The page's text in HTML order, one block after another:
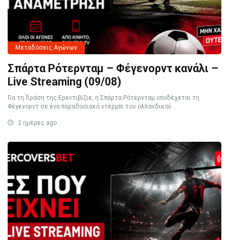
Μεταδόσεις Αγώνων
Σπάρτα Ρότερνταμ – Φέγενορντ κανάλι –
Live Streaming (09/08)
Για τη δράση της Ερεντιβίζιε, η Σπάρτα Ρότερνταμ υποδέχεται τη
Φέγενορντ σε ένα παραδοσιακό ντέρμπι του ολλανδικού ...
2 ημέρες ago